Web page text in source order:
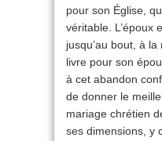
pour son Église,
véritable. L’époux
jusqu’au bout, à
livre pour son
à cet abandon
de donner le
mariage chrétien
ses dimensions, y